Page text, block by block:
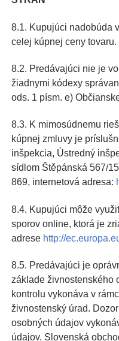
8.1. Kupujúci nadobúda
celej kúpnej ceny tovaru.
8.2. Predávajúci nie je
žiadnymi kódexy
ods. 1 písm. e)
8.3. K mimosúdnemu
kúpnej zmluvy je
inšpekcia, Ústredný
sídlom Štěpánská 567/
869, internetová adresa:
8.4. Kupujúci môže
sporov online, ktorá je
adrese http://
8.5. Predávajúci je
základe živnostenského
kontrolu vykonáva v
živnostenský úrad.
osobných údajov
údajov. Slovenská